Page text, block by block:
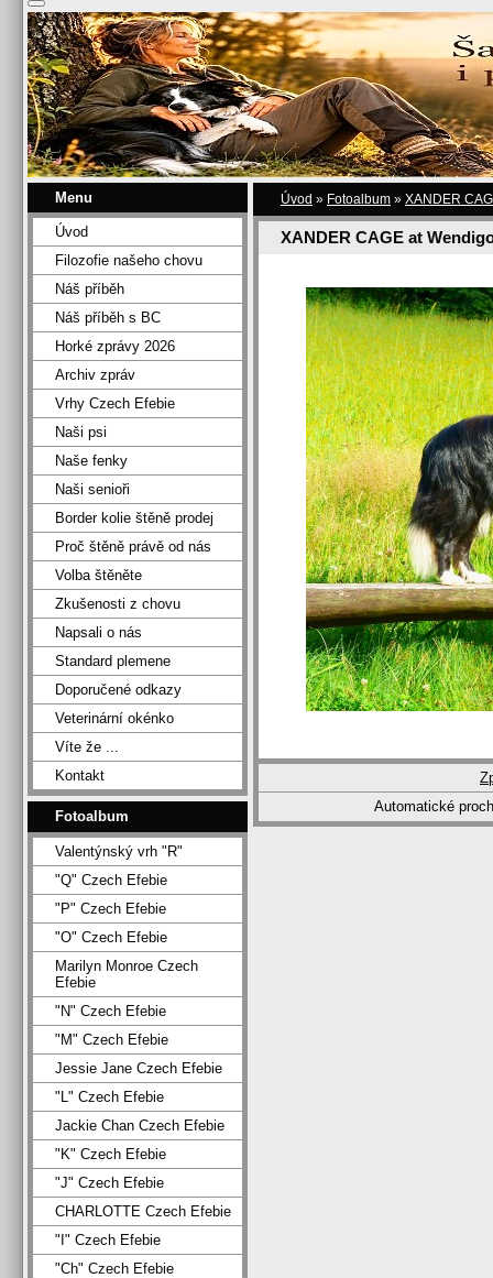
Úvod » Fotoalbum » XANDER
XANDER CAGE at
Automatické
Menu
Úvod
Filozofie našeho chovu
Náš příběh
Náš příběh s BC
Horké zprávy 2026
Archiv zpráv
Vrhy Czech Efebie
Naši psi
Naše fenky
Naši senioři
Border kolie štěně prodej
Proč štěně právě od nás
Volba štěněte
Zkušenosti z chovu
Napsali o nás
Standard plemene
Doporučené odkazy
Veterinární okénko
Víte že ...
Kontakt
Fotoalbum
Valentýnský vrh "R"
"Q" Czech Efebie
"P" Czech Efebie
"O" Czech Efebie
Marilyn Monroe Czech
Efebie
"N" Czech Efebie
"M" Czech Efebie
Jessie Jane Czech Efebie
"L" Czech Efebie
Jackie Chan Czech Efebie
"K" Czech Efebie
"J" Czech Efebie
CHARLOTTE Czech Efebie
"I" Czech Efebie
"Ch" Czech Efebie